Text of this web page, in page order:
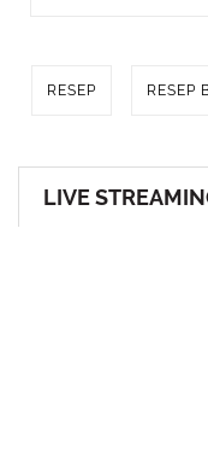
RESEP RESEP
LIVE